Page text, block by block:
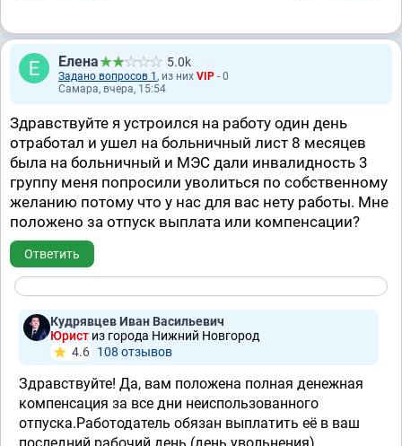
Елена 5.0k
Задано вопросов 1 , из них VIP - 0
Самара, вчера, 15:54
Здравствуйте я устроился на работу один день
отработал и ушел на больничный лист 8 месяцев
была на больничный и МЭС дали инвалидность 3
группу меня попросили уволиться по собственному
желанию потому что у нас для вас нету работы. Мне
положено за отпуск выплата или компенсации?
Ответить
Кудрявцев Иван Васильевич
Юрист из города Нижний Новгород
4.6 108 отзывов
Здравствуйте! Да, вам положена полная денежная
компенсация за все дни неиспользованного
отпуска.Работодатель обязан выплатить её в ваш